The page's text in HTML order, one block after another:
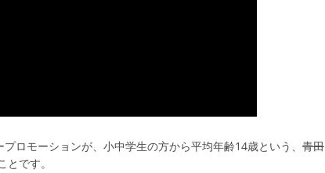
ロモーションが、小中学生の方から平均年齢14歳という、 青田
です。